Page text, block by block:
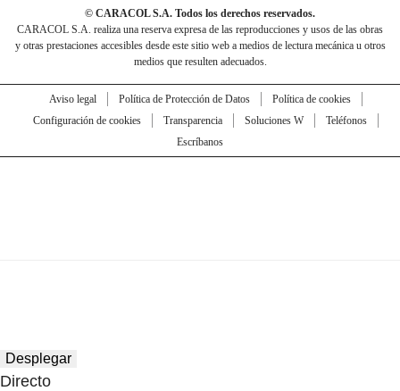
© CARACOL S.A. Todos los derechos reservados.
CARACOL S.A. realiza una reserva expresa de las reproducciones y usos de las obras
y otras prestaciones accesibles desde este sitio web a medios de lectura mecánica u otros
medios que resulten adecuados.
Aviso legal Política de Protección de Datos
Política de cookies
Configuración de cookies
Transparencia Soluciones W
Teléfonos
Escríbanos
Desplegar
Directo